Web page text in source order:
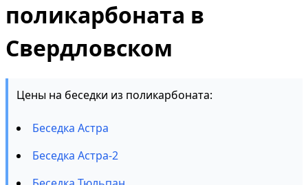
поликарбоната в
Свердловском
Цены на беседки из поликарбоната:
Беседка Астра
Беседка Астра-2